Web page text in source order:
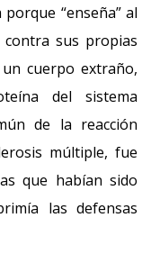
“enseña” al
sus propias
cuerpo extraño,
del sistema
de la reacción
múltiple, fue
que habían sido
las defensas